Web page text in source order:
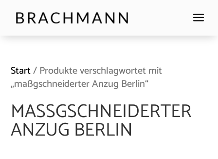
a
Start/ Produkte verschlagwortet mit
„maßgschneiderter Anzug Berlin“
MASSGSCHNEIDERTER A
NZUG BERLIN